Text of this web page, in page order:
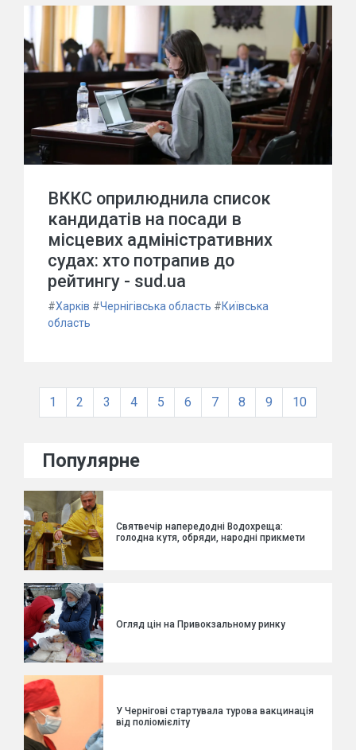
ВККС оприлюднила список
кандидатів на посади в
місцевих адміністративних
судах: хто потрапив до
рейтингу - sud.ua
#Харків #Чернігівська область #Київська
область
1 2 3 4 5 6 7 8 9 10
Популярне
Святвечір напередодні Водохреща:
голодна кутя, обряди, народні прикмети
Огляд цін на Привокзальному ринку
У Чернігові стартувала турова вакцинація
від поліомієліту